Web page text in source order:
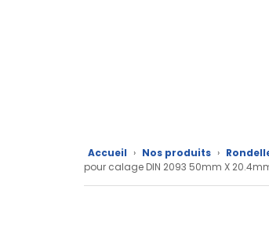
CAD/3DAccueil › Nos produits ›
pour calage DIN 2093 50mm X